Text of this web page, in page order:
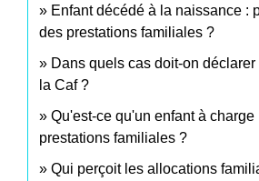
Enfant décédé à la naissance :
des prestations familiales ?
Dans quels cas doit-on
la Caf ?
Qu'est-ce qu'un enfant à charge
prestations familiales ?
Qui perçoit les allocations